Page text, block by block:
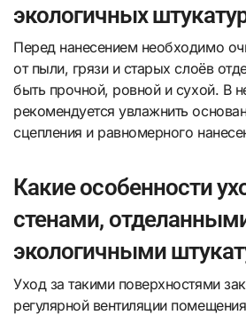
экологичных
Перед нанесением необходимо
от пыли, грязи и старых слоёв
быть прочной, ровной и сухой. В
рекомендуется увлажнить
сцепления и равномерного
Какие особенности
стенами,
экологичными
Уход за такими поверхностями
регулярной вентиляции